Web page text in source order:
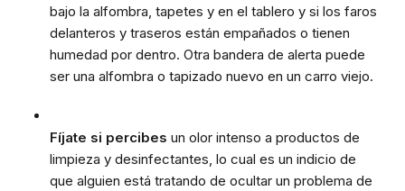
bajo la alfombra, tapetes y en el tablero y si los faros
delanteros y traseros están empañados o tienen
humedad por dentro. Otra bandera de alerta puede
ser una alfombra o tapizado nuevo en un carro viejo.
Fíjate si percibes un olor intenso a productos de
limpieza y desinfectantes, lo cual es un indicio de
que alguien está tratando de ocultar un problema de